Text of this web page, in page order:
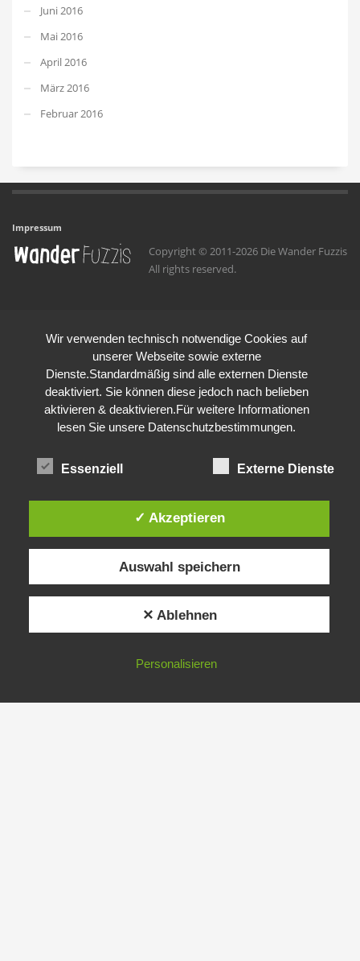
Juni 2016
Mai 2016
April 2016
März 2016
Februar 2016
Impressum
Copyright © 2011-2026 Die Wander Fuzzis
All rights reserved.
Wir verwenden technisch notwendige Cookies auf
unserer Webseite sowie externe
Dienste.Standardmäßig sind alle externen Dienste
deaktiviert. Sie können diese jedoch nach belieben
aktivieren & deaktivieren.Für weitere Informationen
lesen Sie unsere Datenschutzbestimmungen.
Essenziell Externe Dienste
✓ Akzeptieren
Auswahl speichern
✕ Ablehnen
Personalisieren